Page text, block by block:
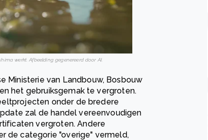
werkt. Afbeelding gegenereerd door AI.
Ministerie van Landbouw, Bosbouw
het gebruiksgemak te vergroten.
onder de bredere
zal de handel vereenvoudigen
vergroten. Andere
de categorie "overige" vermeld,